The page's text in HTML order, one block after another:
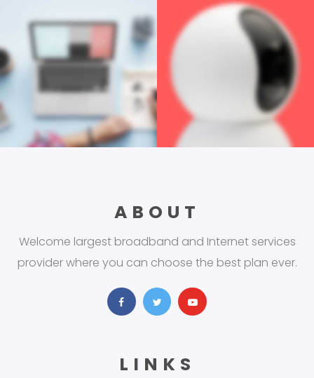
ABOUT
Welcome largest broadband and Internet services
provider where you can choose the best plan ever.
LINKS